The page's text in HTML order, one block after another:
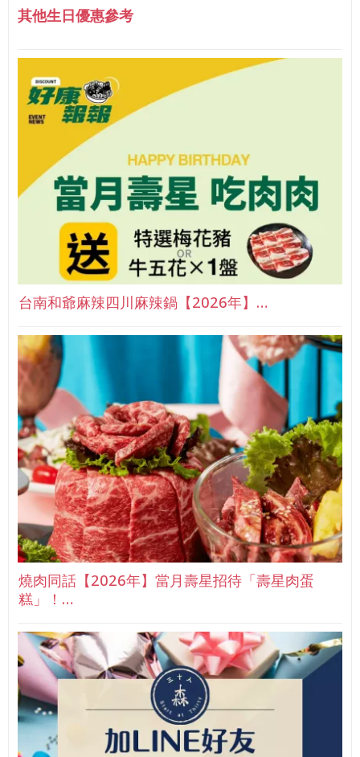
其他生日優惠參考
台南和爺麻辣四川麻辣鍋【2026年】…
燒肉同話【2026年】當月壽星招待「壽星肉蛋
糕」！…